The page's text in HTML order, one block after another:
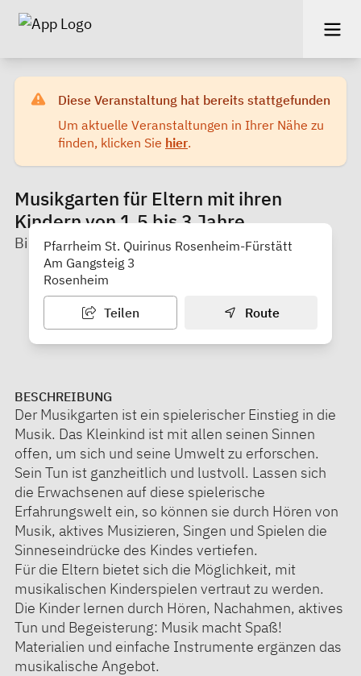
Diese Veranstaltung hat bereits stattgefunden
Um aktuelle Veranstaltungen in Ihrer Nähe zu
finden, klicken Sie hier.
Musikgarten für Eltern mit ihren
Kindern von 1,5 bis 3 Jahre
Bildungswerk Rosenheim e.V.
Pfarrheim St. Quirinus Rosenheim-Fürstätt
Am Gangsteig 3
Rosenheim
Teilen Route
BESCHREIBUNG
Der Musikgarten ist ein spielerischer Einstieg in die
Musik. Das Kleinkind ist mit allen seinen Sinnen
offen, um sich und seine Umwelt zu erforschen.
Sein Tun ist ganzheitlich und lustvoll. Lassen sich
die Erwachsenen auf diese spielerische
Erfahrungswelt ein, so können sie durch Hören von
Musik, aktives Musizieren, Singen und Spielen die
Sinneseindrücke des Kindes vertiefen.
Für die Eltern bietet sich die Möglichkeit, mit
musikalischen Kinderspielen vertraut zu werden.
Die Kinder lernen durch Hören, Nachahmen, aktives
Tun und Begeisterung: Musik macht Spaß!
Materialien und einfache Instrumente ergänzen das
musikalische Angebot.